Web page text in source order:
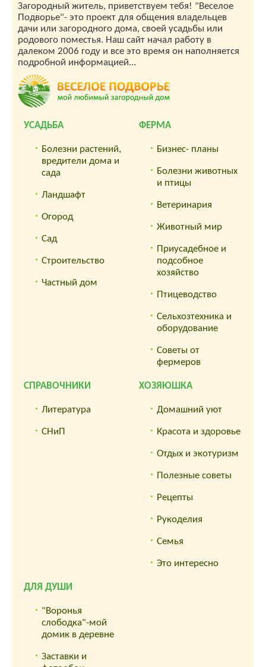
Загородный житель, приветствуем тебя! "Веселое
Подворье"- это проект для общения владельцев
дачи или загородного дома, своей усадьбы или
родового поместья. Наш сайт начал работу в
далеком 2006 году и все это время он наполняется
подробной информацией...
УСАДЬБА
Болезни растений,
вредители дома и
сада
Ландшафт
Огород
Сад
Строительство
Частный дом
ФЕРМА
Бизнес- планы
Болезни животных
и птицы
Ветеринария
Животный мир
Приусадебное и
подсобное
хозяйство
Птицеводство
Сельхозтехника и
оборудование
Советы от
фермеров
СПРАВОЧНИКИ
Литература
СНиП
ХОЗЯЮШКА
Домашний уют
Красота и здоровье
Отдых и экотуризм
Полезные советы
Рецепты
Рукоделия
Семья
Это интересно
ДЛЯ ДУШИ
"Воронья
слободка"-мой
домик в деревне
Заставки и